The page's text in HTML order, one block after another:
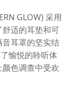
GLOW) 采用
适的耳垫和可
耳罩的坚实结
愉悦的聆听体
色调查中受欢